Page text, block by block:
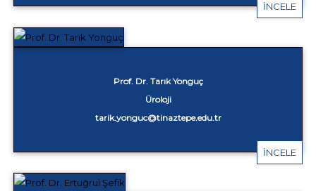
İNCELE
Prof. Dr. Tarık Yonguç
Üroloji
tarik.yonguc@tinaztepe.edu.tr
İNCELE